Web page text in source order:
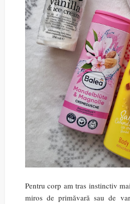
Pentru corp am tras instinctiv
miros de primăvară sau de